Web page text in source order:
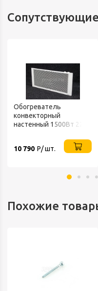
Обогреватель
конвекторный
настенный 1500Вт 220В
10 790 Р/ шт.
Похожие